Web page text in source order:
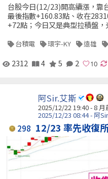
台股今日(12/23)開高續漲，靠
最後指數+160.83點、收在
+72點；今日又是典型拉積盤
台積電 環宇-KY 遠雄
2312 4 5 2
阿Sir.艾斯
2025/12/22 19:40 - 8 月
2025/12/23 08:44 - 阿
298 12/23 率先收復